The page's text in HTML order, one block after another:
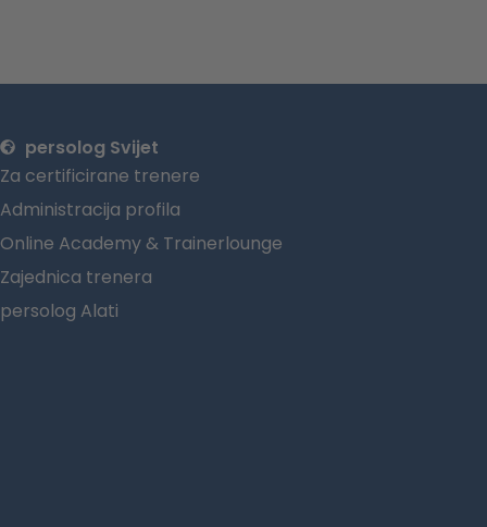
persolog Svijet
Za certificirane trenere
Administracija profila
Online Academy & Trainerlounge
Zajednica trenera
persolog Alati